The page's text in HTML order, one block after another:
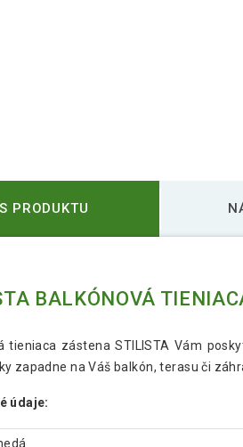
PRODUKTU
BALKÓNOVÁ
tieniaca zástena STILISTA Vám
zapadne na Váš balkón, terasu či
údaje: